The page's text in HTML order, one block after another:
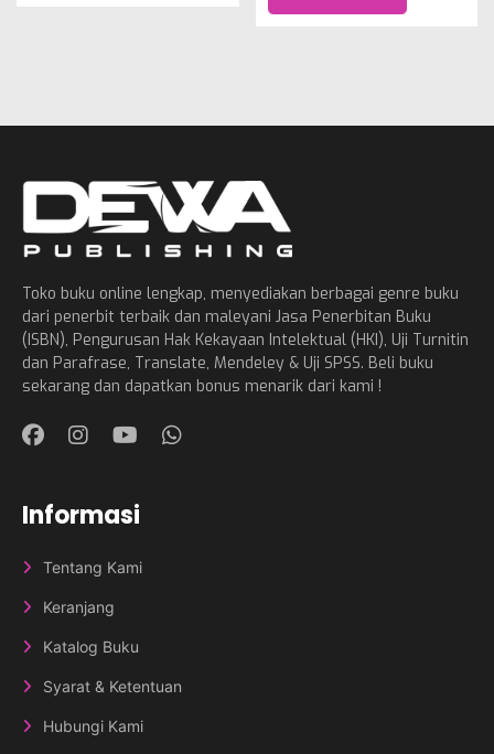
Toko buku online lengkap, menyediakan berbagai genre buku
dari penerbit terbaik dan maleyani Jasa Penerbitan Buku
(ISBN), Pengurusan Hak Kekayaan Intelektual (HKI), Uji Turnitin
dan Parafrase, Translate, Mendeley & Uji SPSS. Beli buku
sekarang dan dapatkan bonus menarik dari kami !
Informasi
Tentang Kami
Keranjang
Katalog Buku
Syarat & Ketentuan
Hubungi Kami